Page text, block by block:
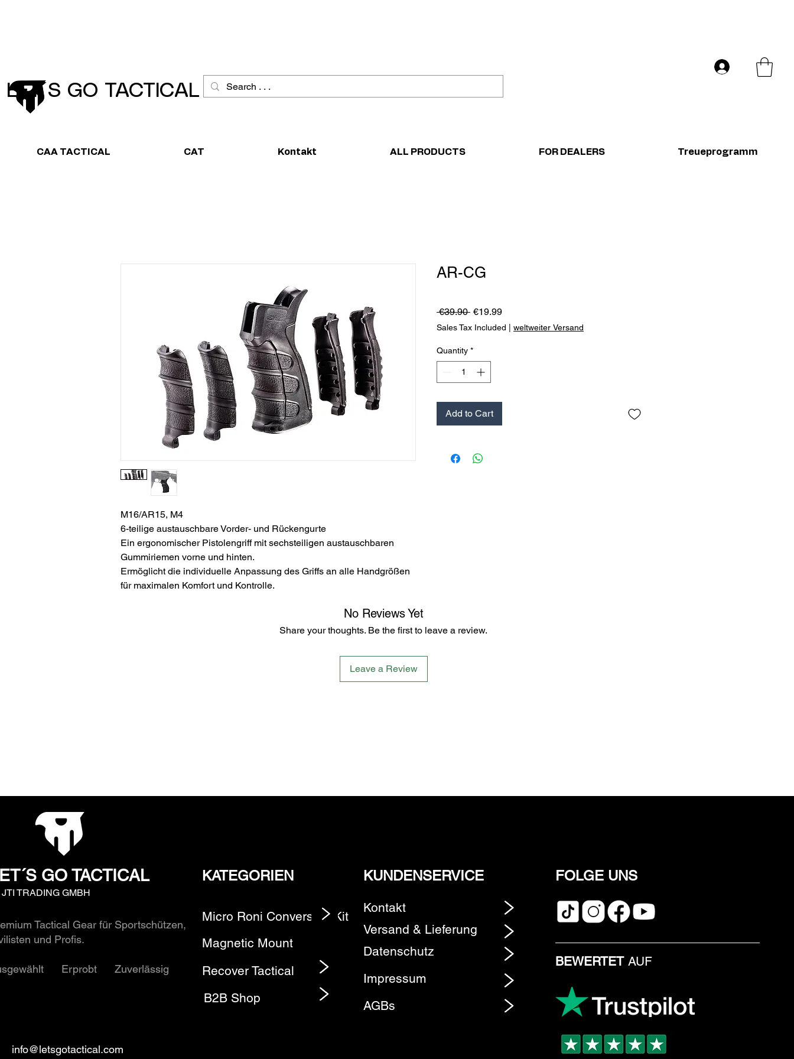
Log In
LET´S GO TACTICAL
CAA TACTICAL CAT Kontakt ALL PRODUCTS FOR DEALERS Treueprogramm
M16/AR15, M4
6-teilige austauschbare Vorder- und Rückengurte
Ein ergonomischer Pistolengriff mit sechsteiligen austauschbaren
Gummiriemen vorne und hinten.
Ermöglicht die individuelle Anpassung des Griffs an alle Handgrößen
für maximalen Komfort und Kontrolle.
AR-CG
€39.90 Regular
Price
€19.99Sale
Price
Sales Tax Included weltweiter Versand
Quantity *
Add to Cart
No Reviews Yet
Share your thoughts. Be the first to leave a review.
Leave a Review
GO TACTICAL KATEGORIEN
TRADING GMBH
Tactical Gear für Sportschützen,
und Profis.
Erprobt Zuverlässig
Micro Roni Conversion Kit
Magnetic Mount
Recover Tactical
B2B Shop
info@letsgotactical.com
KUNDENSERVICE
Kontakt
Versand & Lieferung
Datenschutz
Impressum
AGBs
FOLGE UNS
BEWERTET AUF
Element